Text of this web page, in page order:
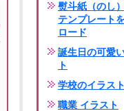
熨斗紙（のし
テンプレート
ロード
誕生日の可愛
ト
学校のイラスト
職業 イラスト